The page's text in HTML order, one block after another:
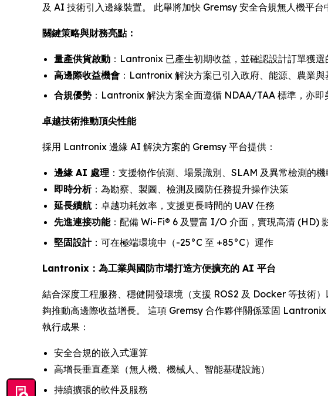
及 AI 技術引入邊緣裝置。 此舉將加快 Gremsy 安全合規無人機平
關鍵策略與財務亮點：
量產供貨啟動 ：Lantronix 已產生初期收益，並確認設計訂單獲選
高邊際收益機會 ：Lantronix 解決方案已引入政府、能源、農業與
合規優勢 ：Lantronix 解決方案全面遵循 NDAA/TAA 標準，亦即
卓越技術推動頂尖性能
採用 Lantronix 邊緣 AI 解決方案的 Gremsy 平台提供：
邊緣 AI 處理 ：支援物作偵測、場景識別、SLAM 及異常檢測的
即時分析：為勘察、製圖、檢測及國防任務提升操作決策
延長續航 ：卓越功耗效率，支援更長時間的 UAV 任務
先進連接功能：配備 Wi-Fi® 6 及豐富 I/O 介面，實現高清 (HD)
堅固設計：可在極端環境中（-25°C 至 +85°C）運作
Lantronix：為工業與國防市場打造方便擴充的 AI 平台
結合深度工程服務、穩健開發環境（支援 ROS2 及 Docker 等技術
夠推動高邊際收益增長。 這項 Gremsy 合作夥伴關係鞏固
執行成果：
安全合規的嵌入式運算
高增長垂直產業（無人機、機械人、智能基礎設施）
持續擴張的軟件及服務